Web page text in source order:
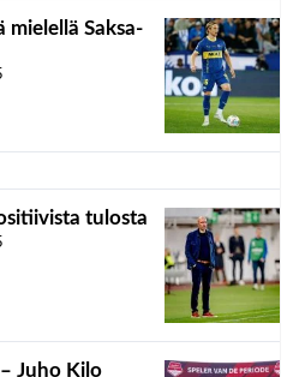
mielellä Saksa-
tulosta
Juho Kilo